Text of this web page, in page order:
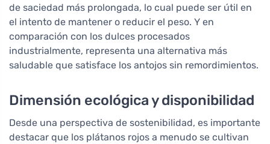
de saciedad más prolongada, lo cual puede ser útil en
el intento de mantener o reducir el peso. Y en
comparación con los dulces procesados
industrialmente, representa una alternativa más
saludable que satisface los antojos sin remordimientos.
Dimensión ecológica y disponibilidad
Desde una perspectiva de sostenibilidad, es importante
destacar que los plátanos rojos a menudo se cultivan